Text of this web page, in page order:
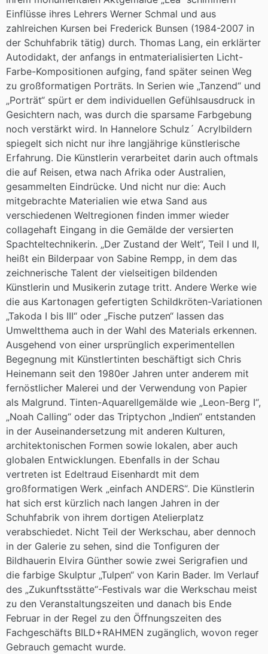
Einflüsse ihres Lehrers Werner Schmal und aus
zahlreichen Kursen bei Frederick Bunsen (1984-2007 in
der Schuhfabrik tätig) durch. Thomas Lang, ein erklärter
Autodidakt, der anfangs in entmaterialisierten Licht-
Farbe-Kompositionen aufging, fand später seinen Weg
zu großformatigen Porträts. In Serien wie „Tanzend“ und
„Porträt“ spürt er dem individuellen Gefühlsausdruck in
Gesichtern nach, was durch die sparsame Farbgebung
noch verstärkt wird. In Hannelore Schulz´ Acrylbildern
spiegelt sich nicht nur ihre langjährige künstlerische
Erfahrung. Die Künstlerin verarbeitet darin auch oftmals
die auf Reisen, etwa nach Afrika oder Australien,
gesammelten Eindrücke. Und nicht nur die: Auch
mitgebrachte Materialien wie etwa Sand aus
verschiedenen Weltregionen finden immer wieder
collagehaft Eingang in die Gemälde der versierten
Spachteltechnikerin. „Der Zustand der Welt“, Teil I und II,
heißt ein Bilderpaar von Sabine Rempp, in dem das
zeichnerische Talent der vielseitigen bildenden
Künstlerin und Musikerin zutage tritt. Andere Werke wie
die aus Kartonagen gefertigten Schildkröten-Variationen
„Takoda I bis III“ oder „Fische putzen“ lassen das
Umweltthema auch in der Wahl des Materials erkennen.
Ausgehend von einer ursprünglich experimentellen
Begegnung mit Künstlertinten beschäftigt sich Chris
Heinemann seit den 1980er Jahren unter anderem mit
fernöstlicher Malerei und der Verwendung von Papier
als Malgrund. Tinten-Aquarellgemälde wie „Leon-Berg I“,
„Noah Calling“ oder das Triptychon „Indien“ entstanden
in der Auseinandersetzung mit anderen Kulturen,
architektonischen Formen sowie lokalen, aber auch
globalen Entwicklungen. Ebenfalls in der Schau
vertreten ist Edeltraud Eisenhardt mit dem
großformatigen Werk „einfach ANDERS“. Die Künstlerin
hat sich erst kürzlich nach langen Jahren in der
Schuhfabrik von ihrem dortigen Atelierplatz
verabschiedet. Nicht Teil der Werkschau, aber dennoch
in der Galerie zu sehen, sind die Tonfiguren der
Bildhauerin Elvira Günther sowie zwei Serigrafien und
die farbige Skulptur „Tulpen“ von Karin Bader. Im Verlauf
des „Zukunftsstätte“-Festivals war die Werkschau meist
zu den Veranstaltungszeiten und danach bis Ende
Februar in der Regel zu den Öffnungszeiten des
Fachgeschäfts BILD+RAHMEN zugänglich, wovon reger
Gebrauch gemacht wurde.